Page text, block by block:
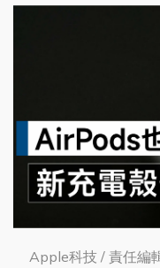
Apple科技 / 責任編